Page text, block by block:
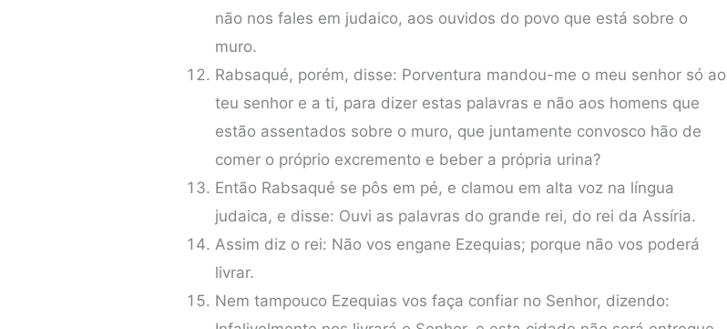
não nos fales em judaico, aos ouvidos do povo que está sobre o
muro.
Rabsaqué, porém, disse: Porventura mandou-me o meu senhor só ao
teu senhor e a ti, para dizer estas palavras e não aos homens que
estão assentados sobre o muro, que juntamente convosco hão de
comer o próprio excremento e beber a própria urina?
Então Rabsaqué se pôs em pé, e clamou em alta voz na língua
judaica, e disse: Ouvi as palavras do grande rei, do rei da Assíria.
Assim diz o rei: Não vos engane Ezequias; porque não vos poderá
livrar.
Nem tampouco Ezequias vos faça confiar no Senhor, dizendo: